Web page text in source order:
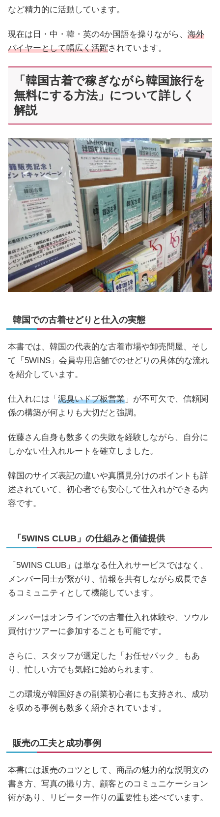
など精力的に活動しています。
現在は日・中・韓・英の4か国語を操りながら、 海外
バイヤーとして幅広く活躍されています。
「韓国古着で稼ぎながら韓国旅行を
無料にする方法」について詳しく
解説
韓国での古着せどりと仕入の実態
本書では、韓国の代表的な古着市場や卸売問屋、そし
て「5WINS」会員専用店舗でのせどりの具体的な流れ
を紹介しています。
仕入れには「 泥臭いドブ板営業 」が不可欠で、信頼関
係の構築が何よりも大切だと強調。
佐藤さん自身も数多くの失敗を経験しながら、自分に
しかない仕入れルートを確立しました。
韓国のサイズ表記の違いや真贋見分けのポイントも詳
述されていて、初心者でも安心して仕入れができる内
容です。
「5WINS CLUB」の仕組みと価値提供
「5WINS CLUB」は単なる仕入れサービスではなく、
メンバー同士が繋がり、情報を共有しながら成長でき
るコミュニティとして機能しています。
メンバーはオンラインでの古着仕入れ体験や、ソウル
買付けツアーに参加することも可能です。
さらに、スタッフが選定した「お任せパック」もあ
り、忙しい方でも気軽に始められます。
この環境が韓国好きの副業初心者にも支持され、成功
を収める事例も数多く紹介されています。
販売の工夫と成功事例
本書には販売のコツとして、商品の魅力的な説明文の
書き方、写真の撮り方、顧客とのコミュニケーション
術があり、リピーター作りの重要性も述べています。